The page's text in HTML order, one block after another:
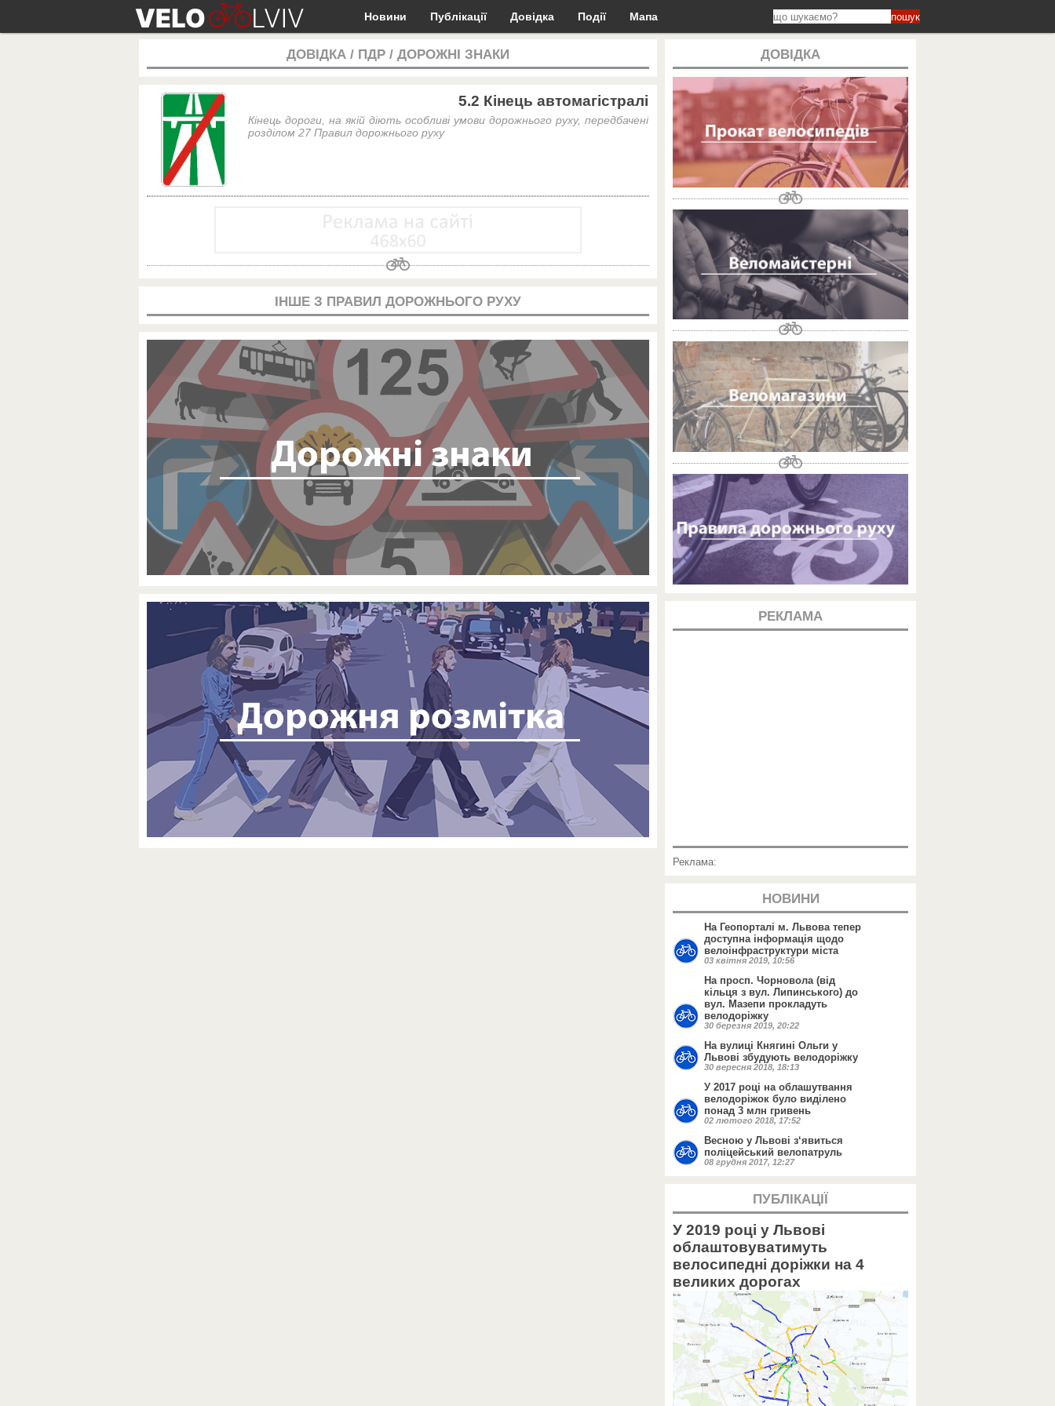
Новини Публікації Довідка Події Мапа пошук
ДОВІДКА / ПДР / ДОРОЖНІ ЗНАКИ
5.2 Кінець автомагістралі
Кінець дороги, на якій діють особливі умови дорожнього руху, передбачені
розділом 27 Правил дорожнього руху
ІНШЕ З ПРАВИЛ ДОРОЖНЬОГО РУХУ
ДОВІДКА
РЕКЛАМА
Реклама:
НОВИНИ
На Геопорталі м. Львова тепер
доступна інформація щодо
велоінфраструктури міста
03 квітня 2019, 10:56
На просп. Чорновола (від
кільця з вул. Липинського) до
вул. Мазепи прокладуть
велодоріжку
30 березня 2019, 20:22
На вулиці Княгині Ольги у
Львові збудують велодоріжку
30 вересня 2018, 18:13
У 2017 році на облашутвання
велодоріжок було виділено
понад 3 млн гривень
02 лютого 2018, 17:52
Весною у Львові з‘явиться
поліцейський велопатруль
08 грудня 2017, 12:27
ПУБЛІКАЦІЇ
У 2019 році у Львові
облаштовуватимуть
велосипедні доріжки на 4
великих дорогах